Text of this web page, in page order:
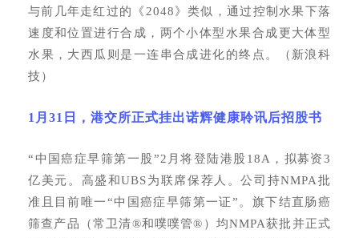
与前几年走红过的《2048》类似，通过控制水果下落
速度和位置进行合成，两个小体型水果合成更大体型
水果，大西瓜则是一连串合成进化的终点。（新浪科
技）
1月31日，港交所正式挂出诺辉健康聆讯后招股书
“中国癌症早筛第一股”2月将登陆港股18A，拟募资3
亿美元。高盛和UBS为联席保荐人。公司持NMPA批
准且目前唯一“中国癌症早筛第一证”。旗下结直肠癌
筛查产品（常卫清®和噗噗管®）均NMPA获批并正式